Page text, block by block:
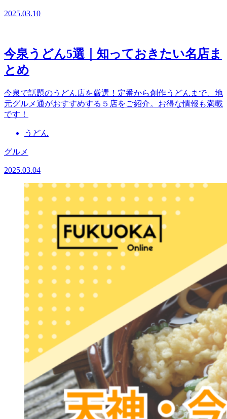
2025.03.10
今泉うどん5選｜知っておきたい名店ま
とめ
今泉で話題のうどん店を厳選！定番から創作うどんまで、地
元グルメ通がおすすめする５店をご紹介。お得な情報も満載
です！
うどん
グルメ
2025.03.04